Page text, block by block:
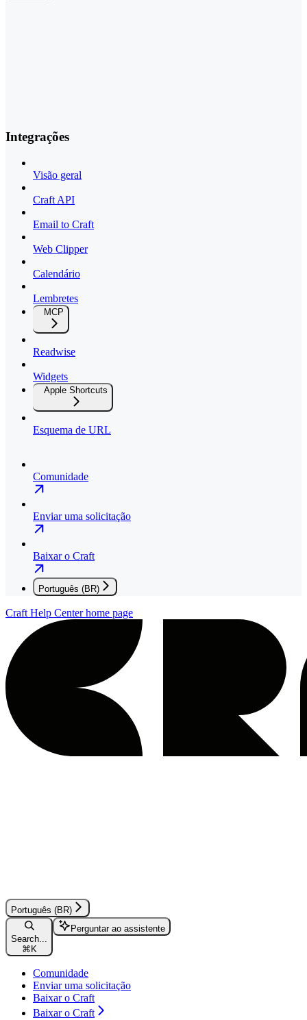
Integrações
Visão geral
Craft API
Email to Craft
Web Clipper
Calendário
Lembretes
MCP
Readwise
Widgets
Apple Shortcuts
Esquema de URL
Comunidade
Enviar uma solicitação
Baixar o Craft
Português (BR)
Craft Help Centerhome page
Português (BR)
Search...
⌘ K
Perguntar ao assistente
Comunidade
Enviar uma solicitação
Baixar o Craft
Baixar o Craft